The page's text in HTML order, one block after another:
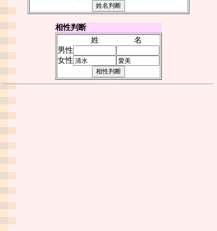
相性判断
姓
名
男性
女性